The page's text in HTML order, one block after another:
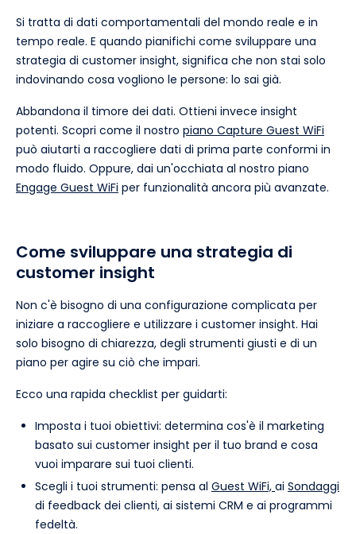
Si tratta di dati comportamentali del mondo reale e in
tempo reale. E quando pianifichi come sviluppare una
strategia di customer insight, significa che non stai solo
indovinando cosa vogliono le persone: lo sai già.
Abbandona il timore dei dati. Ottieni invece insight
potenti. Scopri come il nostro piano Capture Guest WiFi
può aiutarti a raccogliere dati di prima parte conformi in
modo fluido. Oppure, dai un'occhiata al nostro piano
Engage Guest WiFi per funzionalità ancora più avanzate.
Come sviluppare una strategia di
customer insight
Non c'è bisogno di una configurazione complicata per
iniziare a raccogliere e utilizzare i customer insight. Hai
solo bisogno di chiarezza, degli strumenti giusti e di un
piano per agire su ciò che impari.
Ecco una rapida checklist per guidarti:
Imposta i tuoi obiettivi: determina cos'è il marketing
basato sui customer insight per il tuo brand e cosa
vuoi imparare sui tuoi clienti.
Scegli i tuoi strumenti: pensa al Guest WiFi, ai Sondaggi
di feedback dei clienti, ai sistemi CRM e ai programmi
fedeltà.